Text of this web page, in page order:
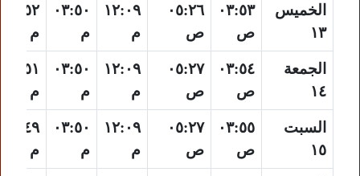
الخميس
١٣
٠٣:٥٣
ص
٠٥:٢٦
ص
١٢:٠٩
م
٠٣:٥٠
م
٠٦:٥٢
م
الجمعة
١٤
٠٣:٥٤
ص
٠٥:٢٧
ص
١٢:٠٩
م
٠٣:٥٠
م
٠٦:٥١
م
السبت
١٥
٠٣:٥٥
ص
٠٥:٢٧
ص
١٢:٠٩
م
٠٣:٥٠
م
٠٦:٤٩
م